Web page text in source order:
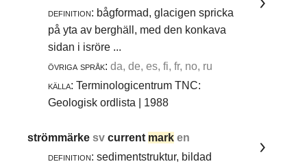
definition: bågformad, glacigen spricka
på yta av berghäll, med den konkava
sidan i isröre ...
övriga språk: da, de, es, fi, fr, no, ru
källa: Terminologicentrum TNC:
Geologisk ordlista | 1988
strömmärkesvcurrent mark en
definition: sedimentstruktur, bildad